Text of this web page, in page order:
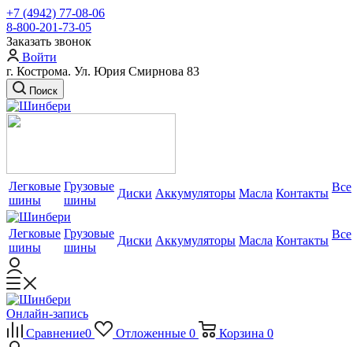
+7 (4942) 77-08-06
8-800-201-73-05
Заказать звонок
Войти
г. Кострома. Ул. Юрия Смирнова 83
Поиск
Легковые
шины
Грузовые
шины
Диски Аккумуляторы Масла Контакты Все
Легковые
шины
Грузовые
шины
Диски Аккумуляторы Масла Контакты Все
Онлайн-запись
Сравнение0 Отложенные 0 Корзина 0